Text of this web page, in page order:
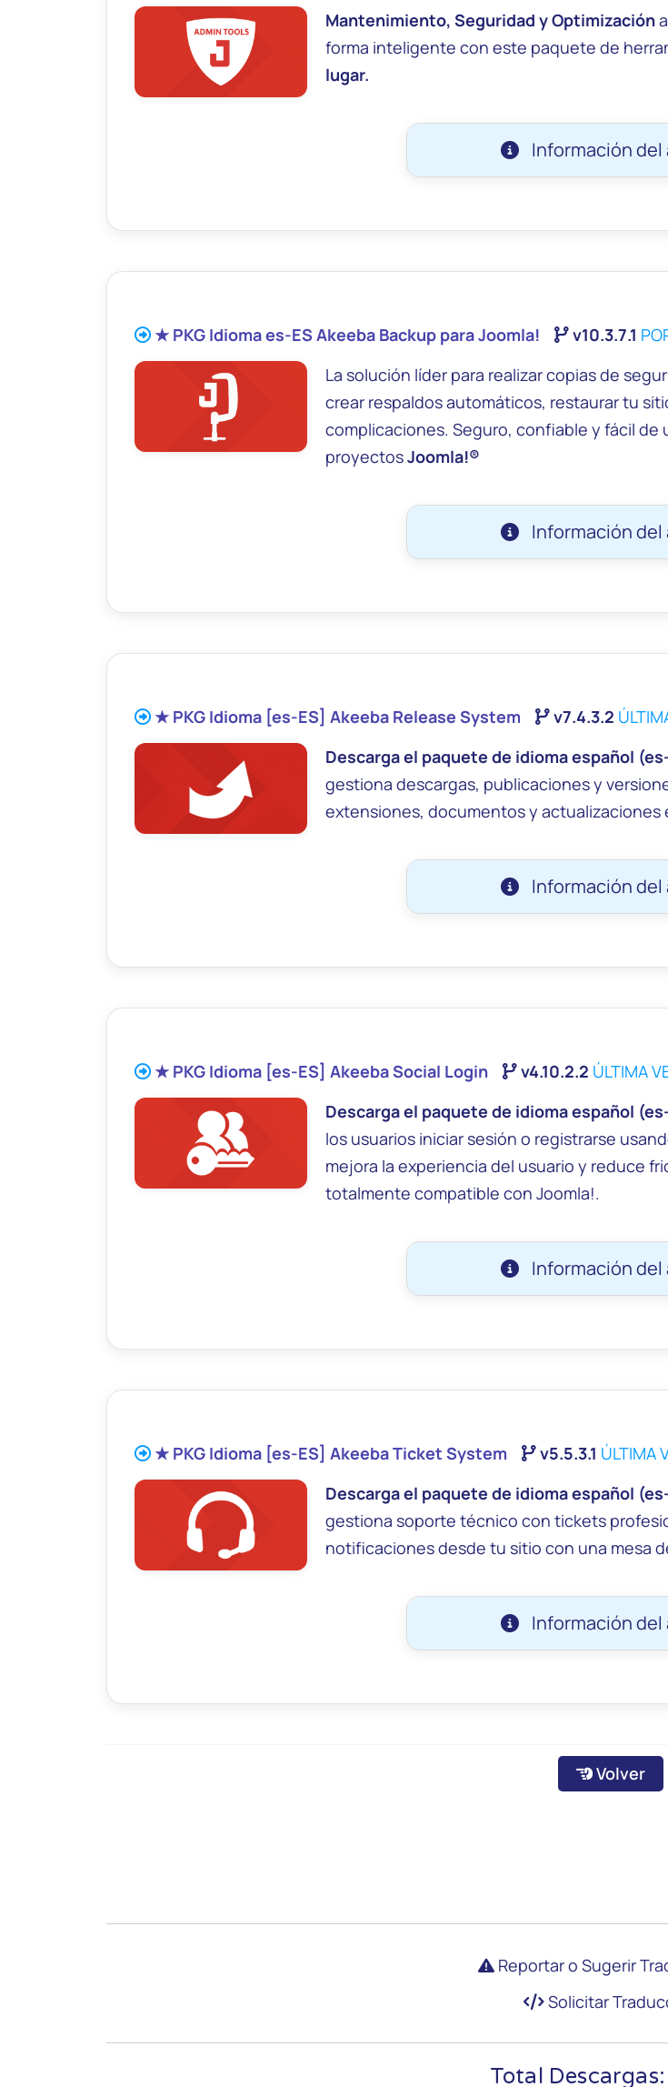
Mantenimiento, Seguridad y Optimización
forma inteligente con este paquete de
lugar.
Información del
bad88ad6b376a08791
★ PKG Idioma es-ES Akeeba Backup para Joomla! v10.3.7.1
La solución líder para realizar copias de
crear respaldos automáticos, restaurar tu
complicaciones. Seguro, confiable y fácil de
proyectosJoomla!®
Información del
bd6a68e1d78defb565
★ PKG Idioma [es-ES] Akeeba Release System v7.4.3.2
Descarga el paquete de idioma español
gestiona descargas, publicaciones y
extensiones, documentos y
Información del
4bf4cd330b47ecb4af
★ PKG Idioma [es-ES] Akeeba Social Login v4.10.2.2 ÚLTIMA
Descarga el paquete de idioma español
los usuarios iniciar sesión o registrarse
mejora la experiencia del usuario y reduce
totalmente compatible con Joomla!.
Información del
42793ae27a366d8625
★ PKG Idioma [es-ES] Akeeba Ticket System v5.5.3.1 ÚLTIMA
Descarga el paquete de idioma español
gestiona soporte técnico con tickets
notificaciones desde tu sitio con una mesa
Información del
Volver
Reportar o Sugerir
Solicitar
Total Descargas: